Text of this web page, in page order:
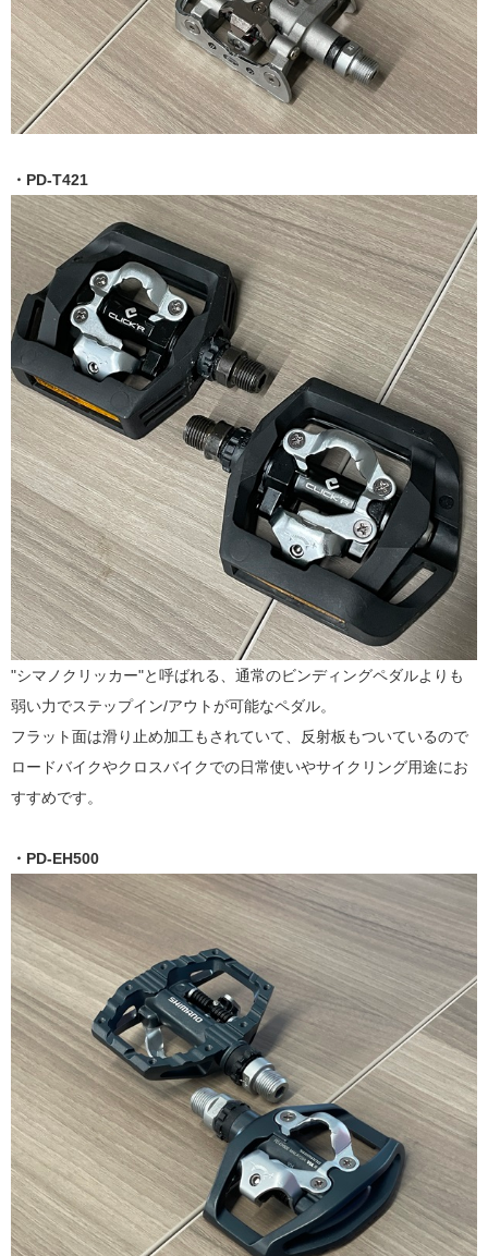
・PD-T421
"シマノクリッカー"と呼ばれる、通常のビンディングペダルよりも
弱い力でステップイン/アウトが可能なペダル。
フラット面は滑り止め加工もされていて、反射板もついているので
ロードバイクやクロスバイクでの日常使いやサイクリング用途にお
すすめです。
・PD-EH500